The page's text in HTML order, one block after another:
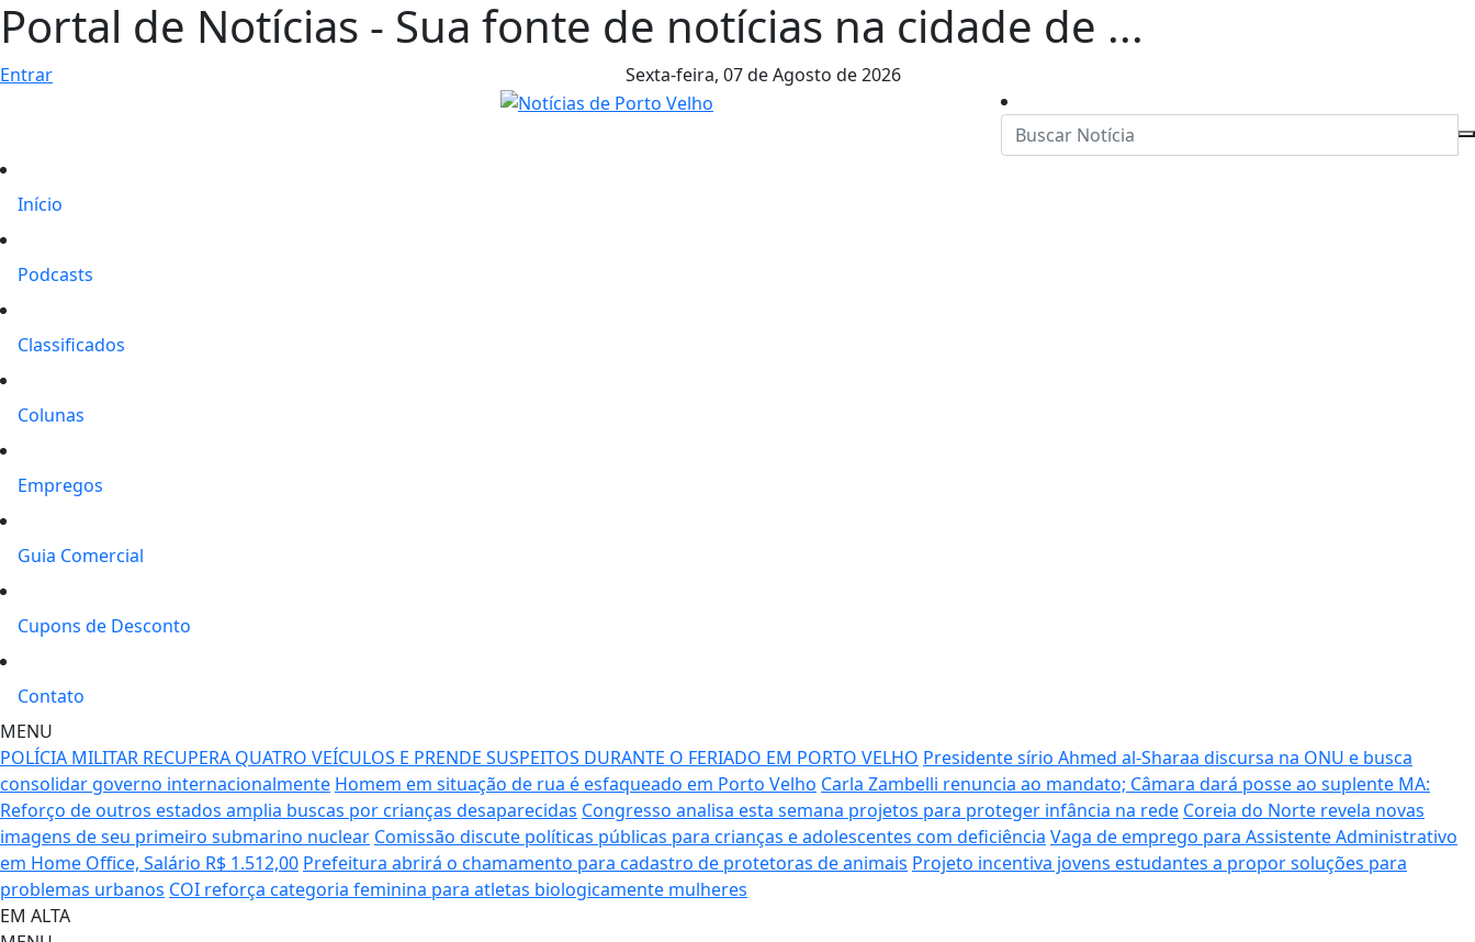
Portal de Notícias - Sua fonte de notícias na cidade de ...
Entrar Sexta-feira, 07 de Agosto de 2026
Início
Podcasts
Classificados
Colunas
Empregos
Guia Comercial
Cupons de Desconto
Contato
MENU
POLÍCIA MILITAR RECUPERA QUATRO VEÍCULOS E PRENDE SUSPEITOS DURANTE O FERIADO EM PORTO VELHO Presidente sírio Ahmed al-Sharaa discursa na ONU e busca
consolidar governo internacionalmente Homem em situação de rua é esfaqueado em Porto Velho Carla Zambelli renuncia ao mandato; Câmara dará posse ao suplente MA:
Reforço de outros estados amplia buscas por crianças desaparecidas Congresso analisa esta semana projetos para proteger infância na rede Coreia do Norte revela novas
imagens de seu primeiro submarino nuclear Comissão discute políticas públicas para crianças e adolescentes com deficiência Vaga de emprego para Assistente Administrativo
em Home Office, Salário R$ 1.512,00 Prefeitura abrirá o chamamento para cadastro de protetoras de animais Projeto incentiva jovens estudantes a propor soluções para
problemas urbanos COI reforça categoria feminina para atletas biologicamente mulheres
EM ALTA